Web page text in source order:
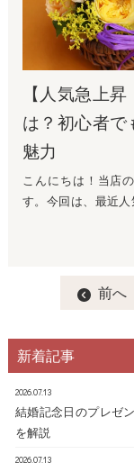
ドの基本構成 挨拶メッセージの始まりには、軽い挨拶や日頃の感
謝の言葉を述べま
緒に過ごせて嬉しいです」など。 感
相手に感謝してい
になります。「い
い中、家族を大切
の小さなことでも良いので
期待を表すメッセ
未来への期待や愛
に笑顔で過ごして
あなたのおかげで
年、おめでとうご
のメッセージ 「お父さん、お母さん、いつも仲良しな二人を見て
いると、こちらも幸
を表現する素晴ら
心を込めたメッセー
とができるでしょう
の日に、奥様に贈
します。このポイ
ギフトを選びましょう！ 1. パーソナルな好みを反映
好きな花やカラー
ば、奥様がピンク
を選ぶことで、奥
思いになり感動を与えるプ
入れる 季節に合わせたお花を贈ることも、特別感を演出するポイ
ントです。11月には
たとえば、秋バラや
類にはそれぞれ「
を伝えやすくなり
ない気持ちも、お花と一緒
ておきたい、おすす
（特に赤いバラ） 花言葉: 愛、情熱 バラは、愛の象徴として古くか
の深い愛情を伝えるのに最適です。
ドフラワー 誓い-12本バラの花束-/プリザーブドフラワー ダイヤモ
フラワー make you happy /赤バラ12本の花束プリザーブドフラワー
【人気急上
は？初心者
魅力
こんにちは！当店
す。今回は、最近人
ンなど、花を使っ
とです。特にここ
花に興味を持つ人
富で、初心者でも安
ショップのメリット 自分だけの作品が作れるワークショップに参
加すると、プロの
ナルの作品を作る
前へ
新着記事
2026.07.13
結婚記念日のプレゼ
を解説
2026.07.13